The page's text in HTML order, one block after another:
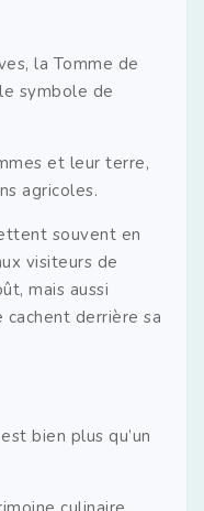
la Tomme de
symbole de
et leur terre,
agricoles.
souvent en
visiteurs de
mais aussi
cachent derrière sa
bien plus qu’un